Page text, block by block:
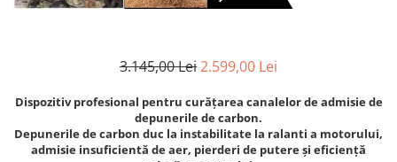
Invertoare Sudura
Mig-Mag
Sudura In Puncte
3.145,00 Lei2.599,00 Lei
Dispozitiv profesional pentru curățarea canalelor de admisie de
depunerile de carbon.
Depunerile de carbon duc la instabilitate la ralanti a motorului,
admisie insuficientă de aer, pierderi de putere și eficiență